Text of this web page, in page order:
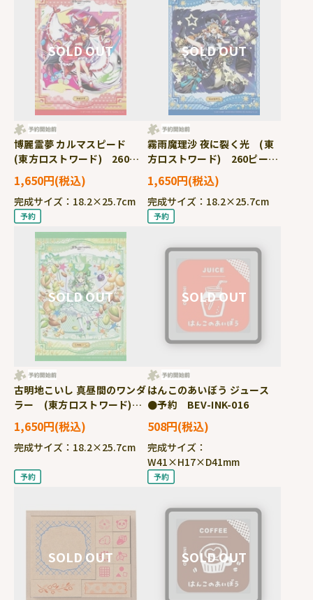
博麗霊夢 カルマスピード
(東方ロストワード) 260ピ
ース ジグソーパズル ●予
約 APP-260-029
1,650円
完成サイズ：18.2×25.7cm
霧雨魔理沙 夜に裂く光 (東
方ロストワード) 260ピー
ス ジグソーパズル ●予
約 APP-260-030
1,650円
完成サイズ：18.2×25.7cm
古明地こいし 真昼間のワンダ
ラー (東方ロストワード)
260ピース ジグソーパズ
ル ●予約 APP-260-032
1,650円
完成サイズ：18.2×25.7cm
はんこのあいぼう ジュース
●予約 BEV-INK-016
508円
完成サイズ：
W41×H17×D41mm